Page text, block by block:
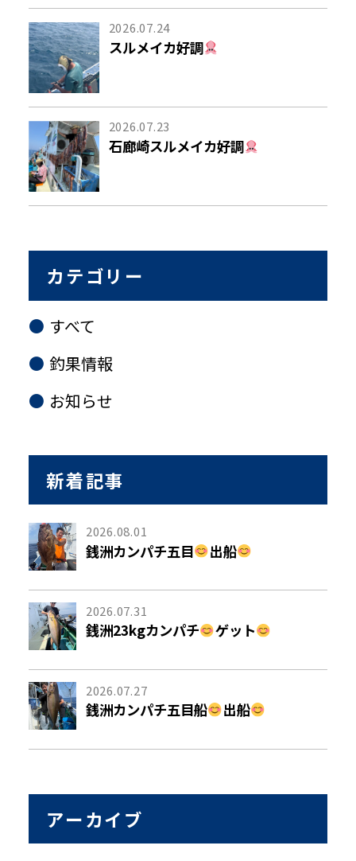
2026.07.24
スルメイカ好調
2026.07.23
石廊崎スルメイカ好調
カテゴリー
すべて
釣果情報
お知らせ
新着記事
2026.08.01
銭洲カンパチ五目 出船
2026.07.31
銭洲23kgカンパチ ゲット
2026.07.27
銭洲カンパチ五目船 出船
アーカイブ